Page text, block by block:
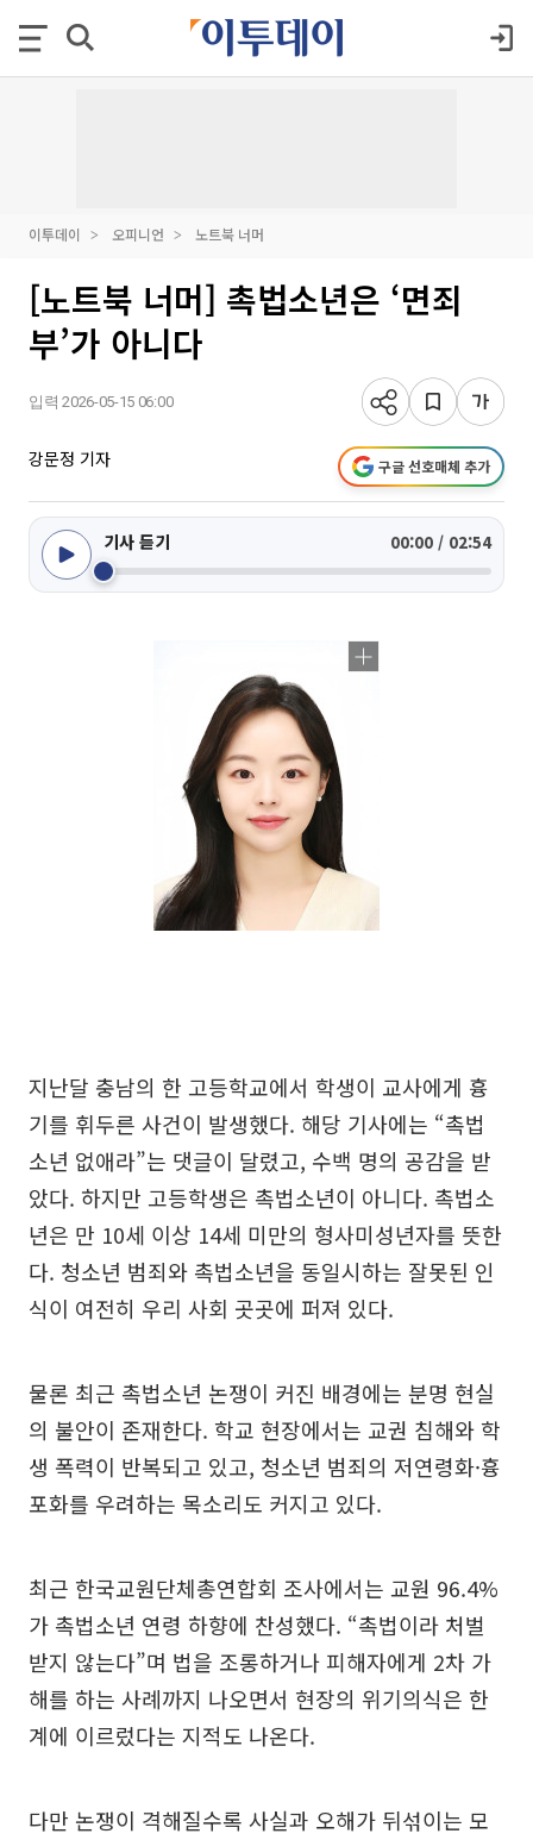
이투데이 오피니언 노트북 너머
[노트북 너머] 촉법소년은 ‘면죄
부’가 아니다
입력 2026-05-15 06:00
강문정 기자 구글 선호매체 추가
기사 듣기 00:00 / 02:54
지난달 충남의 한 고등학교에서 학생이 교사에게 흉
기를 휘두른 사건이 발생했다. 해당 기사에는 “촉법
소년 없애라”는 댓글이 달렸고, 수백 명의 공감을 받
았다. 하지만 고등학생은 촉법소년이 아니다. 촉법소
년은 만 10세 이상 14세 미만의 형사미성년자를 뜻한
다. 청소년 범죄와 촉법소년을 동일시하는 잘못된 인
식이 여전히 우리 사회 곳곳에 퍼져 있다.
물론 최근 촉법소년 논쟁이 커진 배경에는 분명 현실
의 불안이 존재한다. 학교 현장에서는 교권 침해와 학
생 폭력이 반복되고 있고, 청소년 범죄의 저연령화·흉
포화를 우려하는 목소리도 커지고 있다.
최근 한국교원단체총연합회 조사에서는 교원 96.4%
가 촉법소년 연령 하향에 찬성했다. “촉법이라 처벌
받지 않는다”며 법을 조롱하거나 피해자에게 2차 가
해를 하는 사례까지 나오면서 현장의 위기의식은 한
계에 이르렀다는 지적도 나온다.
다만 논쟁이 격해질수록 사실과 오해가 뒤섞이는 모